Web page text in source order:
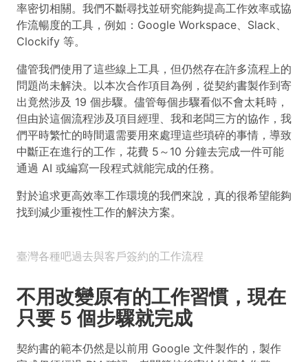
率密切相關。我們不斷尋找並研究能夠提高工作效率或協
作流暢度的工具，例如：Google Workspace、Slack、
Clockify 等。
儘管我們使用了這些線上工具，但仍然存在許多流程上的
問題尚未解決。以本次合作項目為例，從契約書製作到寄
出竟然涉及 19 個步驟。儘管每個步驟看似不會太耗時，
但由於這個流程涉及項目經理、我和老闆三方的協作，我
們平時繁忙的時間還需要用來處理這些瑣碎的事情，導致
中斷正在進行的工作，花費 5～10 分鐘去完成一件可能
通過 AI 或編寫一段程式就能完成的任務。
對於追求更高效率工作環境的我們來說，真的很希望能夠
找到減少重複性工作的解決方案。
臺灣各種吧過去與客戶簽約的工作流程
不用改變原有的工作習慣，現在
只要 5 個步驟就完成
契約書的範本仍然是以前用 Google 文件製作的，製作